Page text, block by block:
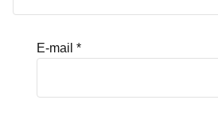
E-mail *